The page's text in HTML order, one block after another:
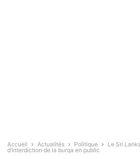
Accueil Actualités Politique
Le Sri
d’interdiction de la burqa en public